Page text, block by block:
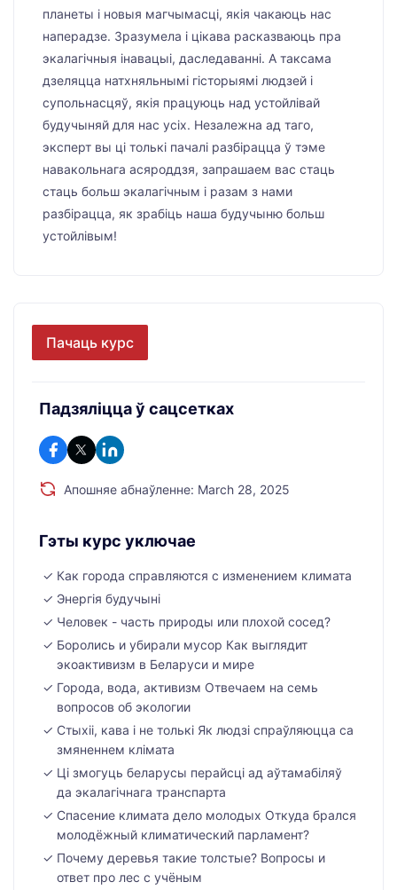
планеты і новыя магчымасці, якія чакаюць нас
наперадзе. Зразумела і цікава расказваюць пра
экалагічныя інавацыі, даследаванні. А таксама
дзеляцца натхняльнымі гісторыямі людзей і
супольнасцяў, якія працуюць над устойлівай
будучыняй для нас усіх. Незалежна ад таго,
эксперт вы ці толькі пачалі разбірацца ў тэме
навакольнага асяроддзя, запрашаем вас стаць
стаць больш экалагічным і разам з нами
разбірацца, як зрабіць наша будучыню больш
устойлівым!
Пачаць курс
Падзяліцца ў сацсетках
Апошняе абнаўленне: March 28, 2025
Гэты курс уключае
Как города справляются с изменением климата
Энергія будучыні
Человек - часть природы или плохой сосед?
Боролись и убирали мусор Как выглядит
экоактивизм в Беларуси и мире
Города, вода, активизм Отвечаем на семь
вопросов об экологии
Стыхіі, кава і не толькі Як людзі спраўляюцца са
змяненнем клімата
Ці змогуць беларусы перайсці ад аўтамабіляў
да экалагічнага транспарта
Спасение климата дело молодых Откуда брался
молодёжный климатический парламент?
Почему деревья такие толстые? Вопросы и
ответ про лес с учёным